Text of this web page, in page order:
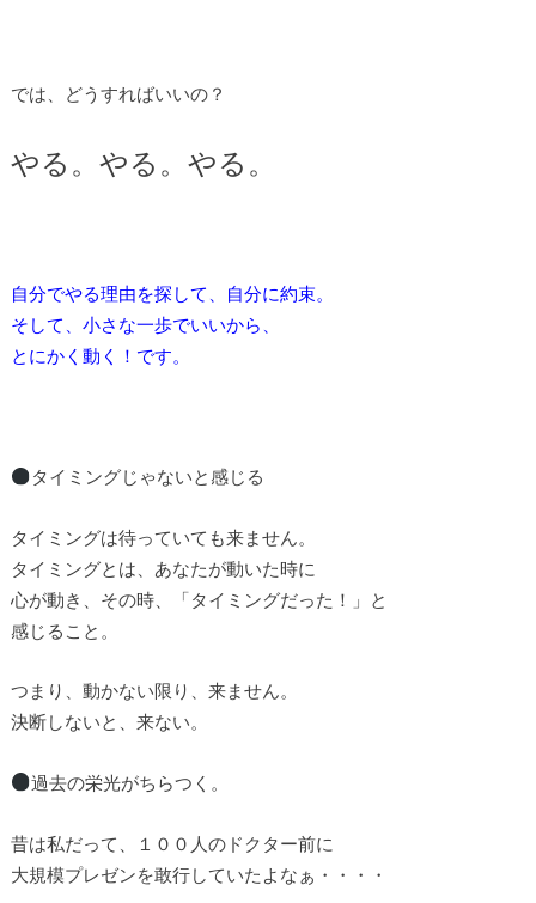
では、どうすればいいの？
やる。やる。やる。
自分でやる理由を探して、自分に約束。
そして、小さな一歩でいいから、
とにかく動く！です。
タイミングじゃないと感じる
タイミングは待っていても来ません。
タイミングとは、あなたが動いた時に
心が動き、その時、「タイミングだった！」と
感じること。
つまり、動かない限り、来ません。
決断しないと、来ない。
過去の栄光がちらつく。
昔は私だって、１００人のドクター前に
大規模プレゼンを敢行していたよなぁ・・・・